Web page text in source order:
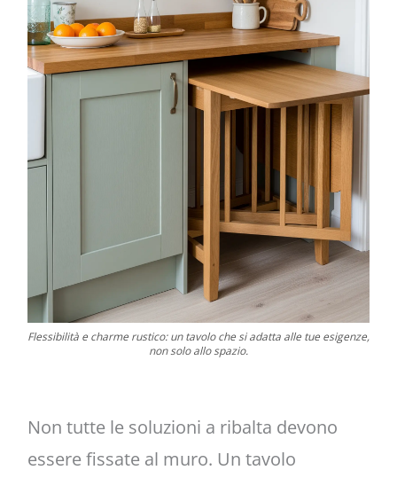
Flessibilità e charme rustico: un tavolo che si adatta alle tue esigenze,
non solo allo spazio.
Non tutte le soluzioni a ribalta devono
essere fissate al muro. Un tavolo